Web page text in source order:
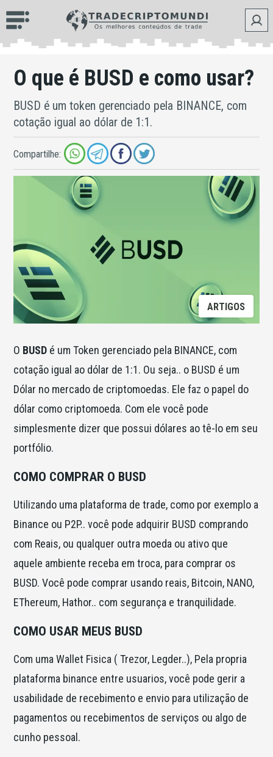
O que é BUSD e como usar?
BUSD é um token gerenciado pela BINANCE, com
cotação igual ao dólar de 1:1.
Compartilhe:
ARTIGOS
O BUSD é um Token gerenciado pela BINANCE, com
cotação igual ao dólar de 1:1. Ou seja.. o BUSD é um
Dólar no mercado de criptomoedas. Ele faz o papel do
dólar como criptomoeda. Com ele você pode
simplesmente dizer que possui dólares ao tê-lo em seu
portfólio.
COMO COMPRAR O BUSD
Utilizando uma plataforma de trade, como por exemplo a
Binance ou P2P.. você pode adquirir BUSD comprando
com Reais, ou qualquer outra moeda ou ativo que
aquele ambiente receba em troca, para comprar os
BUSD. Você pode comprar usando reais, Bitcoin, NANO,
EThereum, Hathor.. com segurança e tranquilidade.
COMO USAR MEUS BUSD
Com uma Wallet Fisica ( Trezor, Legder..), Pela propria
plataforma binance entre usuarios, você pode gerir a
usabilidade de recebimento e envio para utilização de
pagamentos ou recebimentos de serviços ou algo de
cunho pessoal.